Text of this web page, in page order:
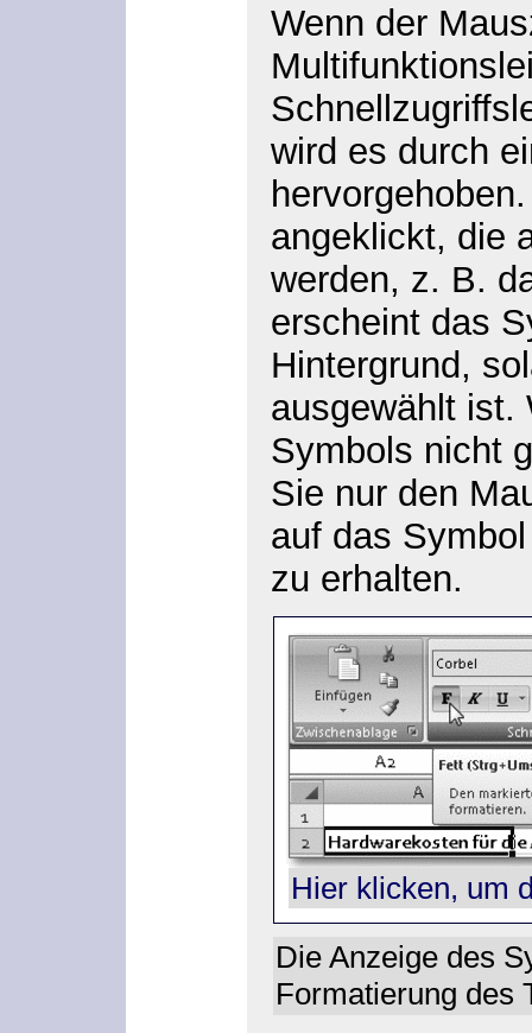
Wenn der
wird es durch
angeklickt, die
werden, z. B.
erscheint das
Hintergrund,
ausgewählt ist.
Symbols nicht
Sie nur den
auf das
zu erhalten.
Hier klicken, um
Die Anzeige des
Formatierung des